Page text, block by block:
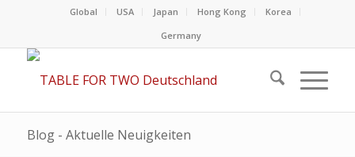
Global USA Japan Hong Kong
Korea
Germany
Blog - Aktuelle Neuigkeiten